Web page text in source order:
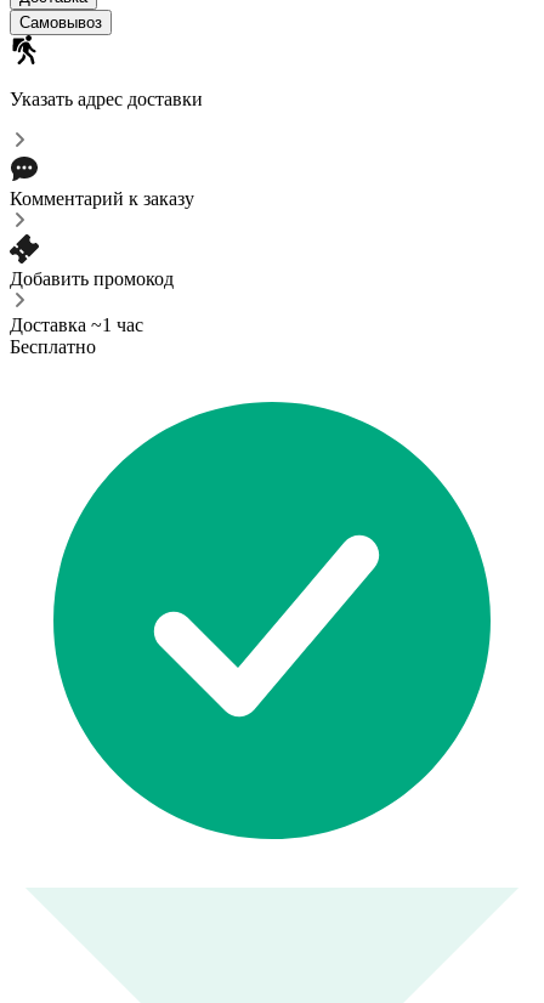
Самовывоз
Указать адрес доставки
Комментарий к заказу
Добавить промокод
Доставка ~1 час
Бесплатно